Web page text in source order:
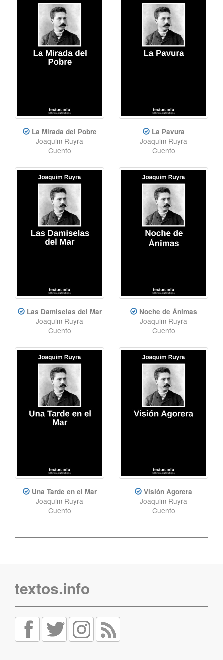
La Mirada del Pobre
Joaquim Ruyra
Cuento
La Pavura
Joaquim Ruyra
Cuento
Las Damiselas del Mar
Joaquim Ruyra
Cuento
Noche de Ánimas
Joaquim Ruyra
Cuento
Una Tarde en el Mar
Joaquim Ruyra
Cuento
Visión Agorera
Joaquim Ruyra
Cuento
textos.info